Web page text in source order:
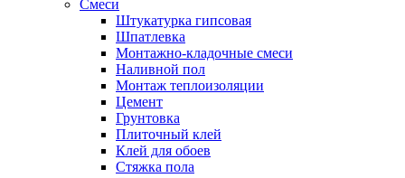
Смеси
Штукатурка гипсовая
Шпатлевка
Монтажно-кладочные смеси
Наливной пол
Монтаж теплоизоляции
Цемент
Грунтовка
Плиточный клей
Клей для обоев
Стяжка пола